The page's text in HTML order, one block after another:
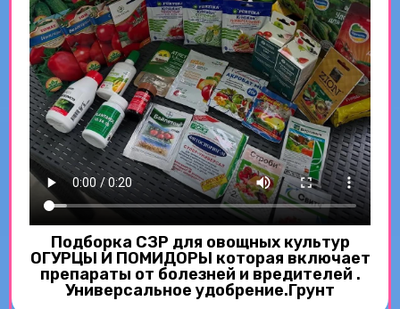
Подборка СЗР для овощных культур
ОГУРЦЫ И ПОМИДОРЫ которая включает
препараты от болезней и вредителей .
Универсальное удобрение.Грунт